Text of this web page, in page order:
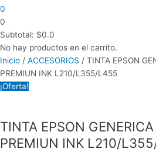
0
0
Subtotal: $0.0
No hay productos en el carrito.
Inicio / ACCESORIOS / TINTA EPSON
PREMIUN INK L210/L355/L455
¡Oferta!
TINTA EPSON
PREMIUN INK L210/